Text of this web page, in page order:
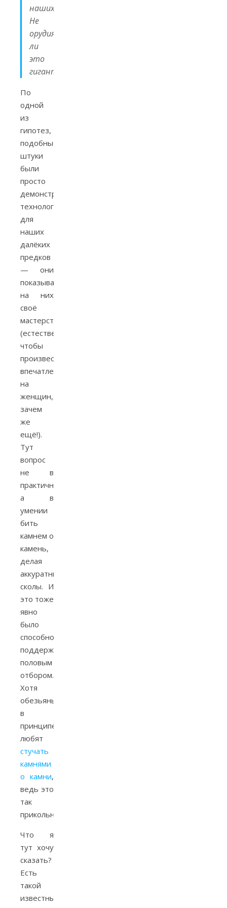
наших.
Не
орудия
ли
это
гигантопитеков?»
По
одной
из
гипотез,
подобные
штуки
были
просто
демонстраторами
технологий
для
наших
далёких
предков
— они
показывали
на них
своё
мастерство
(естественно,
чтобы
произвести
впечатление
на
женщин,
зачем
же
ещё!).
Тут
вопрос
не в
практичности,
а в
умении
бить
камнем о
камень,
делая
аккуратные
сколы. И
это тоже
явно
было
способностью,
поддержанной
половым
отбором.
Хотя
обезьяны
в
принципе
любят
стучать
камнями
о камни,
ведь это
так
прикольно.
Что я
тут хочу
сказать?
Есть
такой
известный